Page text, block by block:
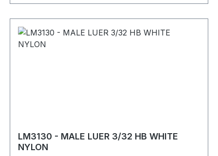
LM3130 - MALE LUER 3/32 HB WHITE
NYLON